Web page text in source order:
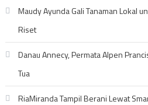
Maudy Ayunda Gali Tanaman Lokal
Riset
Danau Annecy, Permata Alpen
Tua
RiaMiranda Tampil Berani Lewat